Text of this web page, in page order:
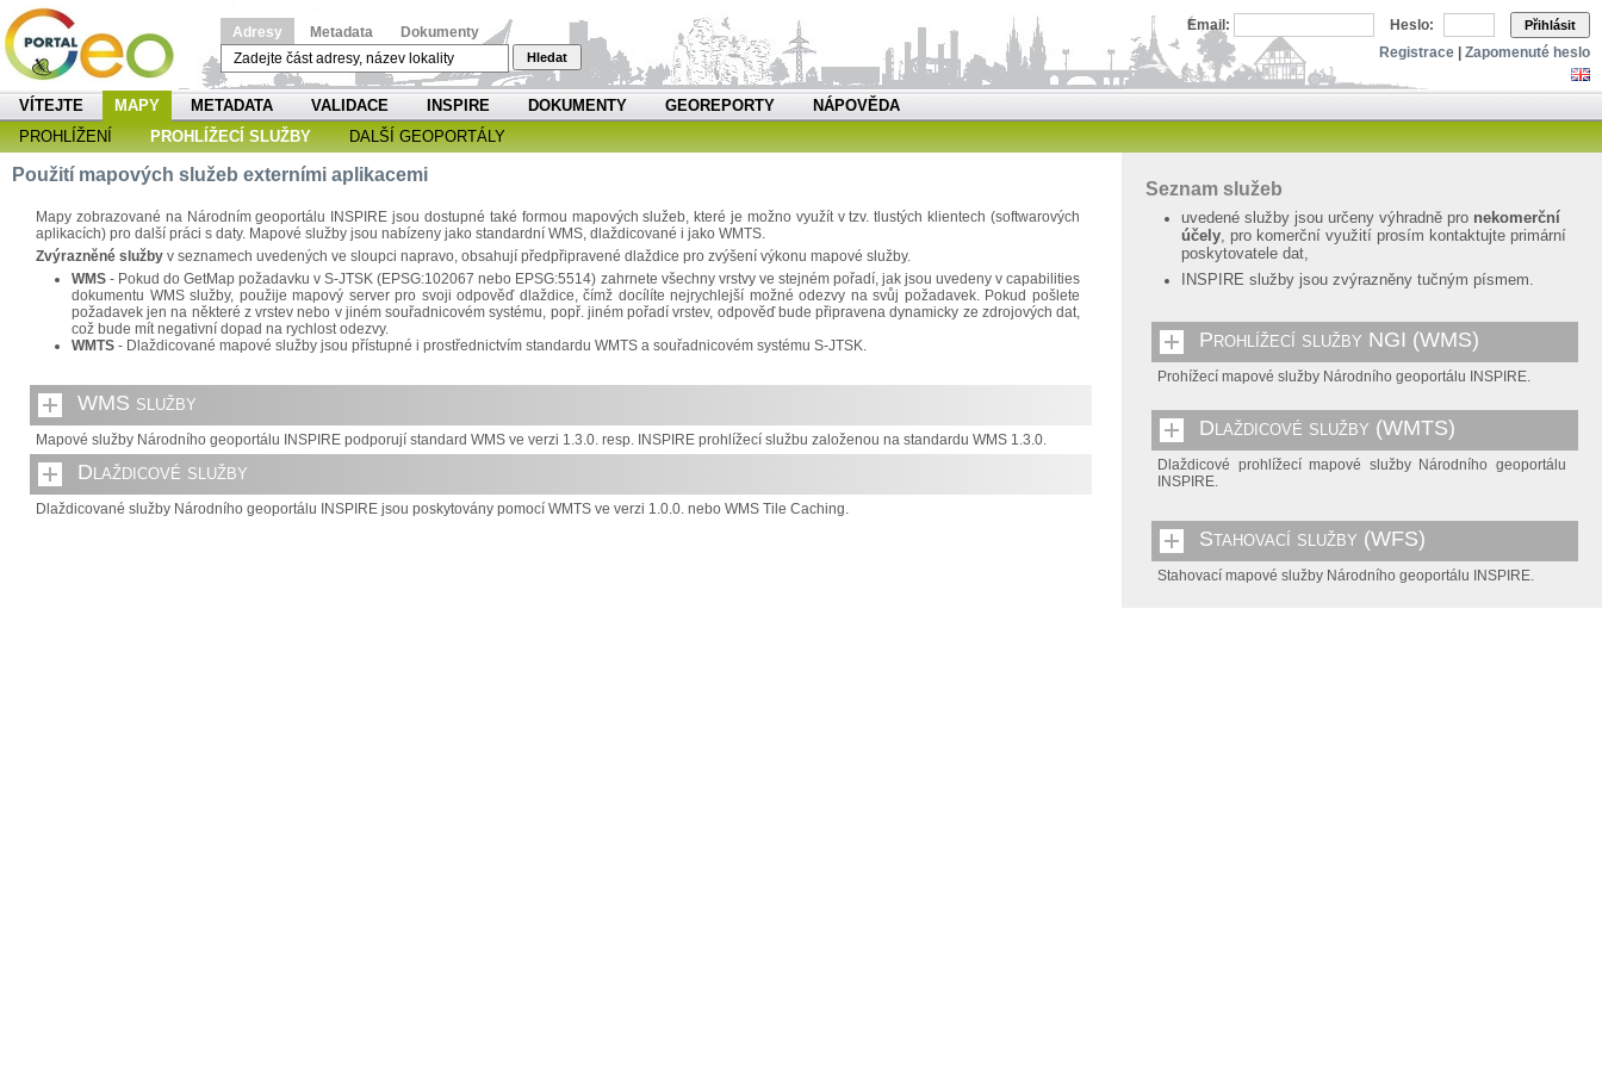
Adresy Metadata Dokumenty
Hledat
Email: Heslo: Přihlásit
Registrace Zapomenuté heslo
VÍTEJTE MAPY METADATA VALIDACE INSPIRE DOKUMENTY GEOREPORTY
NÁPOVĚDA
PROHLÍŽENÍ
PROHLÍŽECÍ SLUŽBY DALŠÍ GEOPORTÁLY
Použití mapových služeb externími aplikacemi
Mapy zobrazované na Národním geoportálu INSPIRE jsou dostupné také formou mapových služeb, které je možno využít v tzv. tlustých klientech (softwarových
aplikacích) pro další práci s daty. Mapové služby jsou nabízeny jako standardní WMS, dlaždicované i jako WMTS.
Zvýrazněné služby v seznamech uvedených ve sloupci napravo, obsahují předpřipravené dlaždice pro zvýšení výkonu mapové služby.
WMS - Pokud do GetMap požadavku v S-JTSK (EPSG:102067 nebo EPSG:5514) zahrnete všechny vrstvy ve stejném pořadí, jak jsou uvedeny v capabilities
dokumentu WMS služby, použije mapový server pro svoji odpověď dlaždice, čímž docílíte nejrychlejší možné odezvy na svůj požadavek. Pokud pošlete
požadavek jen na některé z vrstev nebo v jiném souřadnicovém systému, popř. jiném pořadí vrstev, odpověď bude připravena dynamicky ze zdrojových dat,
což bude mít negativní dopad na rychlost odezvy.
WMTS - Dlaždicované mapové služby jsou přístupné i prostřednictvím standardu WMTS a souřadnicovém systému S-JTSK.
WMS služby
Mapové služby Národního geoportálu INSPIRE podporují standard WMS ve verzi 1.3.0. resp. INSPIRE prohlížecí službu založenou na standardu WMS 1.3.0.
Dlaždicové služby
Dlaždicované služby Národního geoportálu INSPIRE jsou poskytovány pomocí WMTS ve verzi 1.0.0. nebo WMS Tile Caching.
Seznam služeb
uvedené služby jsou určeny výhradně pro nekomerční
účely, pro komerční využití prosím kontaktujte primární
poskytovatele dat,
INSPIRE služby jsou zvýrazněny tučným písmem.
Prohlížecí služby NGI (WMS)
Prohížecí mapové služby Národního geoportálu INSPIRE.
Dlaždicové služby (WMTS)
Dlaždicové prohlížecí mapové služby Národního geoportálu
INSPIRE.
Stahovací služby (WFS)
Stahovací mapové služby Národního geoportálu INSPIRE.